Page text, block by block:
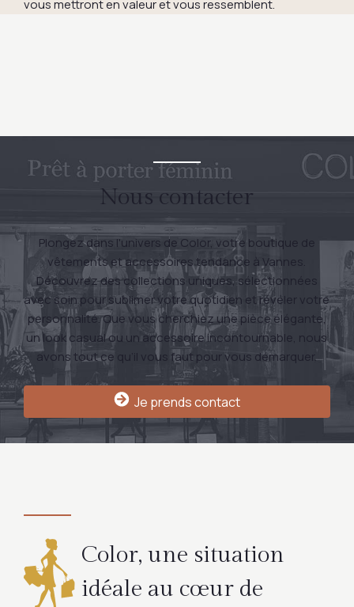
vous mettront en valeur et vous ressemblent.
Nous contacter
Plongez dans l'univers de Color, votre boutique de
vêtements et accessoires tendance à Vannes.
Découvrez des collections uniques, sélectionnées
avec soin pour sublimer votre quotidien et révéler votre
personnalité. Que vous cherchiez une pièce élégante,
un look casual ou un accessoire incontournable, nous
avons tout ce qu’il vous faut pour vous démarquer.
Je prends contact
Color, une situation
idéale au cœur de